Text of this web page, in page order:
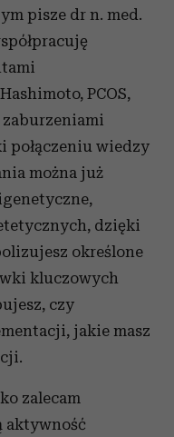
pisze dr n. med.
PCOS,
połączeniu wiedzy
można już
dzięki
określone
kluczowych
czy
jakie masz
zalecam
aktywność